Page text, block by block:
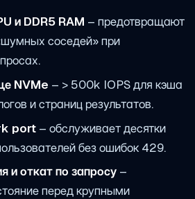
и DDR5 RAM – предотвращают
соседей» при
NVMe – > 500k IOPS для кэша
и страниц результатов.
port– обслуживает десятки
без ошибок 429.
и откат по запросу–
перед крупными